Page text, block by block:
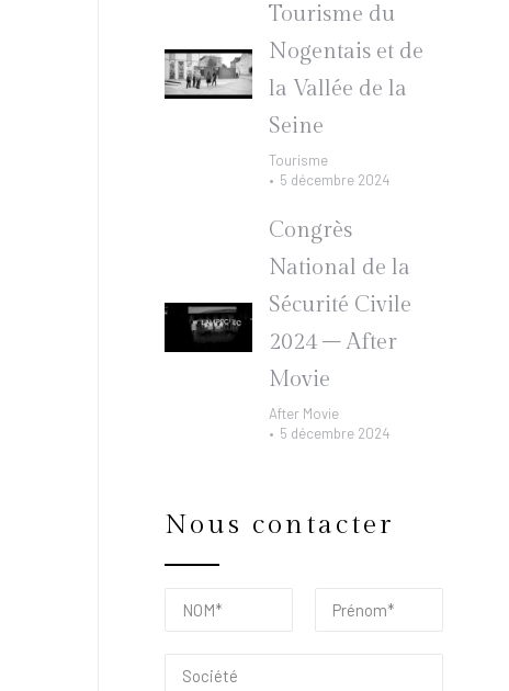
Tourisme du
Nogentais et de
la Vallée de la
Seine
Tourisme
5 décembre 2024
Congrès
National de la
Sécurité Civile
2024 – After
Movie
After Movie
5 décembre 2024
Nous contacter